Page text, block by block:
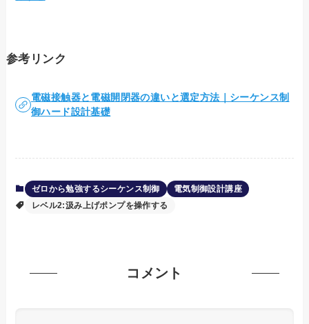
参考リンク
電磁接触器と電磁開閉器の違いと選定方法｜シーケンス制
御ハード設計基礎
ゼロから勉強するシーケンス制御
電気制御設計講座
レベル2:汲み上げポンプを操作する
コメント